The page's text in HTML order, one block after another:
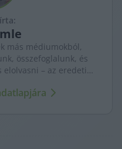
más médiumokból,
összefoglalunk, és
– az eredeti